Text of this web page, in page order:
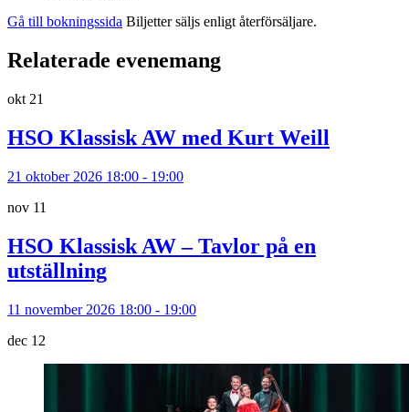
Gå till bokningssida Biljetter säljs enligt återförsäljare.
Relaterade evenemang
okt 21
HSO Klassisk AW med Kurt Weill
21 oktober 2026 18:00 - 19:00
nov 11
HSO Klassisk AW – Tavlor på en
utställning
11 november 2026 18:00 - 19:00
dec 12